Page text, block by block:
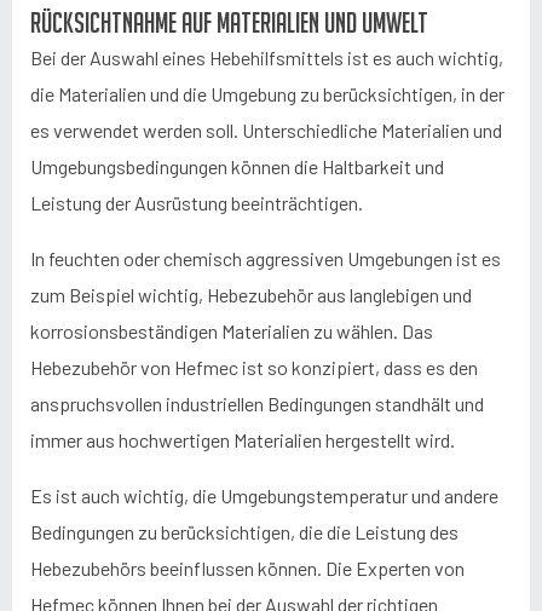
Rücksichtnahme auf Materialien und Umwelt
Bei der Auswahl eines Hebehilfsmittels ist es auch wichtig,
die Materialien und die Umgebung zu berücksichtigen, in der
es verwendet werden soll. Unterschiedliche Materialien und
Umgebungsbedingungen können die Haltbarkeit und
Leistung der Ausrüstung beeinträchtigen.
In feuchten oder chemisch aggressiven Umgebungen ist es
zum Beispiel wichtig, Hebezubehör aus langlebigen und
korrosionsbeständigen Materialien zu wählen. Das
Hebezubehör von Hefmec ist so konzipiert, dass es den
anspruchsvollen industriellen Bedingungen standhält und
immer aus hochwertigen Materialien hergestellt wird.
Es ist auch wichtig, die Umgebungstemperatur und andere
Bedingungen zu berücksichtigen, die die Leistung des
Hebezubehörs beeinflussen können. Die Experten von
Hefmec können Ihnen bei der Auswahl der richtigen